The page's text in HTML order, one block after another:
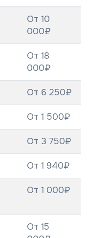
От 10
000₽
От 18
000₽
От 6 250₽
От 1 500₽
От 3 750₽
От 1 940₽
От 1 000₽
От 15